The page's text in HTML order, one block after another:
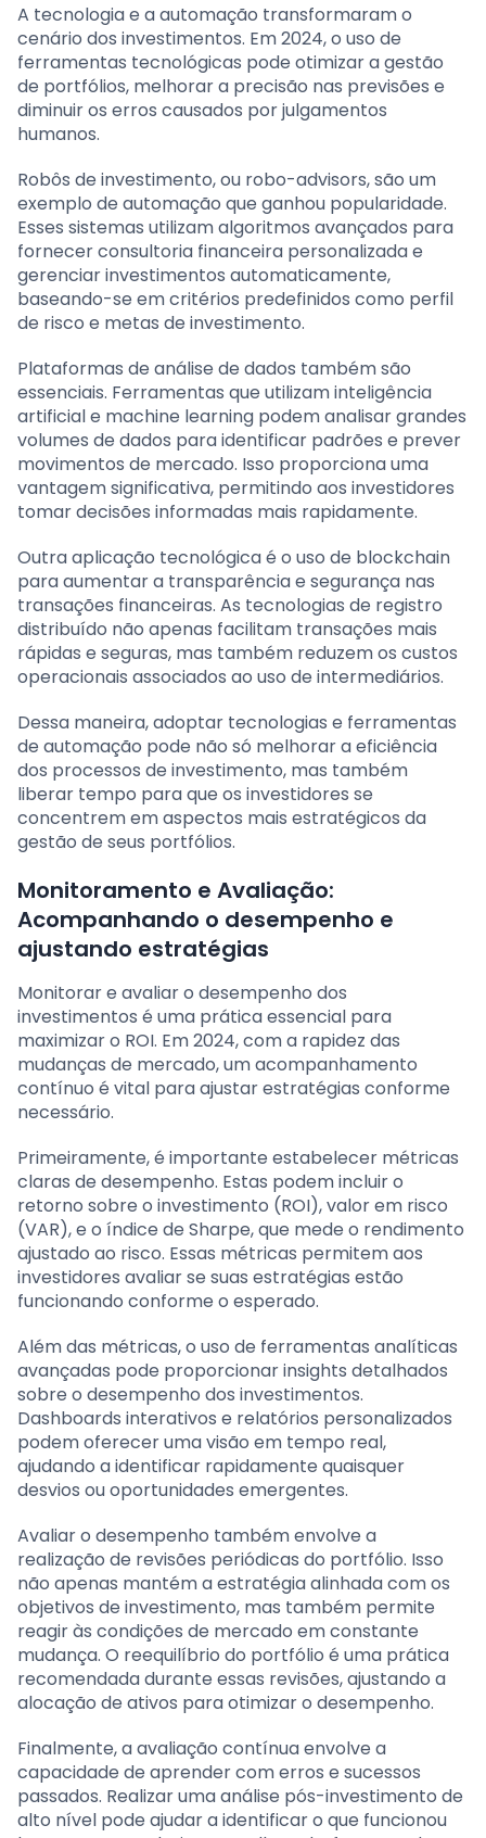
A tecnologia e a automação transformaram o
cenário dos investimentos. Em 2024, o uso de
ferramentas tecnológicas pode otimizar a gestão
de portfólios, melhorar a precisão nas previsões e
diminuir os erros causados por julgamentos
humanos.
Robôs de investimento, ou robo-advisors, são um
exemplo de automação que ganhou popularidade.
Esses sistemas utilizam algoritmos avançados para
fornecer consultoria financeira personalizada e
gerenciar investimentos automaticamente,
baseando-se em critérios predefinidos como perfil
de risco e metas de investimento.
Plataformas de análise de dados também são
essenciais. Ferramentas que utilizam inteligência
artificial e machine learning podem analisar grandes
volumes de dados para identificar padrões e prever
movimentos de mercado. Isso proporciona uma
vantagem significativa, permitindo aos investidores
tomar decisões informadas mais rapidamente.
Outra aplicação tecnológica é o uso de blockchain
para aumentar a transparência e segurança nas
transações financeiras. As tecnologias de registro
distribuído não apenas facilitam transações mais
rápidas e seguras, mas também reduzem os custos
operacionais associados ao uso de intermediários.
Dessa maneira, adoptar tecnologias e ferramentas
de automação pode não só melhorar a eficiência
dos processos de investimento, mas também
liberar tempo para que os investidores se
concentrem em aspectos mais estratégicos da
gestão de seus portfólios.
Monitoramento e Avaliação:
Acompanhando o desempenho e
ajustando estratégias
Monitorar e avaliar o desempenho dos
investimentos é uma prática essencial para
maximizar o ROI. Em 2024, com a rapidez das
mudanças de mercado, um acompanhamento
contínuo é vital para ajustar estratégias conforme
necessário.
Primeiramente, é importante estabelecer métricas
claras de desempenho. Estas podem incluir o
retorno sobre o investimento (ROI), valor em risco
(VAR), e o índice de Sharpe, que mede o rendimento
ajustado ao risco. Essas métricas permitem aos
investidores avaliar se suas estratégias estão
funcionando conforme o esperado.
Além das métricas, o uso de ferramentas analíticas
avançadas pode proporcionar insights detalhados
sobre o desempenho dos investimentos.
Dashboards interativos e relatórios personalizados
podem oferecer uma visão em tempo real,
ajudando a identificar rapidamente quaisquer
desvios ou oportunidades emergentes.
Avaliar o desempenho também envolve a
realização de revisões periódicas do portfólio. Isso
não apenas mantém a estratégia alinhada com os
objetivos de investimento, mas também permite
reagir às condições de mercado em constante
mudança. O reequilíbrio do portfólio é uma prática
recomendada durante essas revisões, ajustando a
alocação de ativos para otimizar o desempenho.
Finalmente, a avaliação contínua envolve a
capacidade de aprender com erros e sucessos
passados. Realizar uma análise pós-investimento de
alto nível pode ajudar a identificar o que funcionou